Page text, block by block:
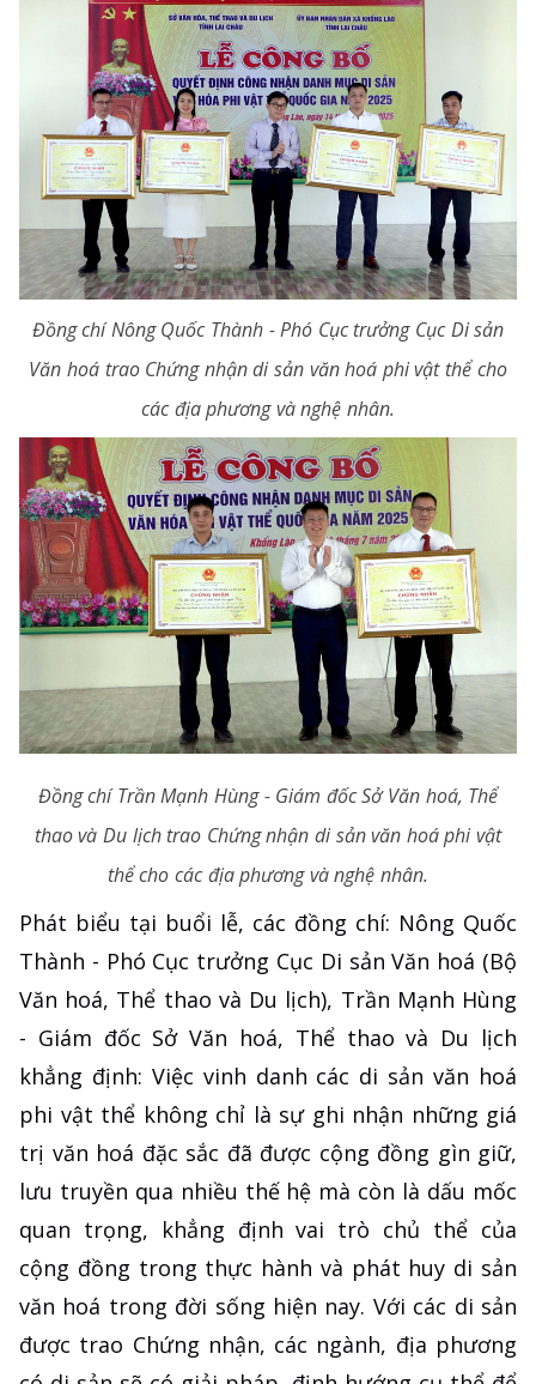
Đồng chí Nông Quốc Thành - Phó Cục trưởng Cục Di sản
Văn hoá trao Chứng nhận di sản văn hoá phi vật thể cho
các địa phương và nghệ nhân.
Đồng chí Trần Mạnh Hùng - Giám đốc Sở Văn hoá, Thể
thao và Du lịch trao Chứng nhận di sản văn hoá phi vật
thể cho các địa phương và nghệ nhân.
Phát biểu tại buổi lễ, các đồng chí: Nông Quốc
Thành - Phó Cục trưởng Cục Di sản Văn hoá (Bộ
Văn hoá, Thể thao và Du lịch), Trần Mạnh Hùng
- Giám đốc Sở Văn hoá, Thể thao và Du lịch
khẳng định: Việc vinh danh các di sản văn hoá
phi vật thể không chỉ là sự ghi nhận những giá
trị văn hoá đặc sắc đã được cộng đồng gìn giữ,
lưu truyền qua nhiều thế hệ mà còn là dấu mốc
quan trọng, khẳng định vai trò chủ thể của
cộng đồng trong thực hành và phát huy di sản
văn hoá trong đời sống hiện nay. Với các di sản
được trao Chứng nhận, các ngành, địa phương